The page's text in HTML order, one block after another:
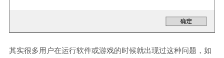
其实很多用户在运行软件或游戏的时候就出现过这种问题，如